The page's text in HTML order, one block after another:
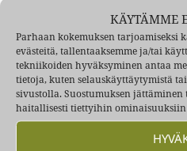
KÄYTÄMME
Parhaan kokemuksen tarjoamiseksi
evästeitä, tallentaaksemme ja/tai
tekniikoiden hyväksyminen antaa
tietoja, kuten selauskäyttäytymistä
sivustolla. Suostumuksen
haitallisesti tiettyihin
törmäsin polulla Kosaan ja
kaulapantaa niin, että kieli
korisi. ”Se taitaa olla
se, muta pystyn kyllä
ja nostin koiran etutassut
mitään äkkiliikkeitä ja
se pure”. Päästin
istui kiltisti polulle.